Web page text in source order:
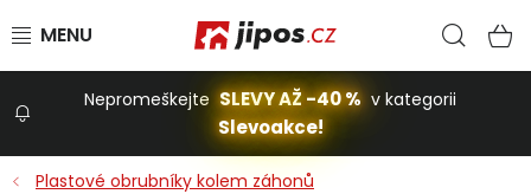
Nepromeškejte SLEVY AŽ -40 % v kategorii
Slevoakce!
Plastové obrubníky kolem záhonů